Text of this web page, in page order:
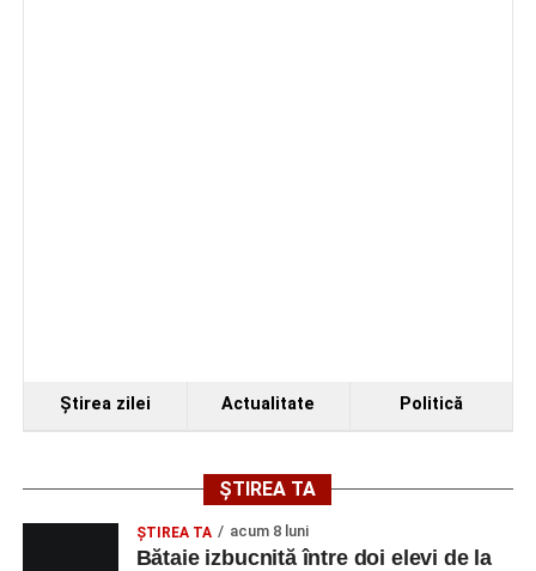
Ştirea zilei Actualitate Politică
ȘTIREA TA
ŞTIREA TA acum 8 luni
Bătaie izbucnită între doi elevi de la